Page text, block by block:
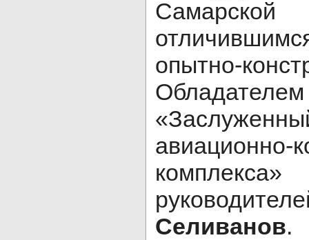
опытно-
авиационно-
Селиванов.